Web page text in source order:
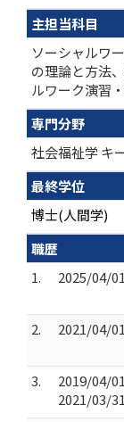
主担当科目
ソーシャルワ
の理論と方法
ルワーク演習
専門分野
社会福祉学 キ
最終学位
博士(人間学)
職歴
1.
2025/04/
2.
2021/04/
3.
2019/04/
2021/03/31